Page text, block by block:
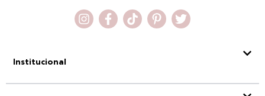
Institucional